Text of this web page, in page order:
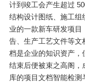
计到竣工会产生超过
结构设计图纸、施工组
业的一款新车研发项
告、生产工艺文件等文
档是企业的知识资产，
结束后便被束之高阁，
库的项目文档智能检